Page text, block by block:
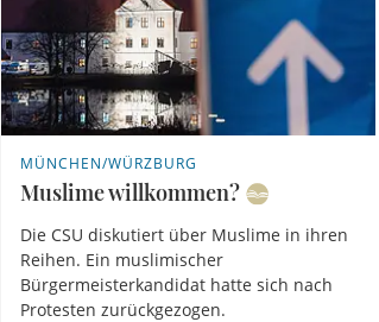
MÜNCHEN/WÜRZBURG
Muslime willkommen?
Die CSU diskutiert über Muslime in ihren
Reihen. Ein muslimischer
Bürgermeisterkandidat hatte sich nach
Protesten zurückgezogen.